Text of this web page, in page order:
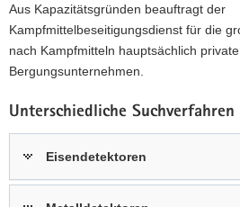
Aus Kapazitätsgründen beauftragt der
Kampfmittelbeseitigungsdienst für die
nach Kampfmitteln hauptsächlich
Bergungsunternehmen.
Unterschiedliche
Eisendetektoren